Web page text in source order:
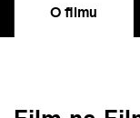
O filmu